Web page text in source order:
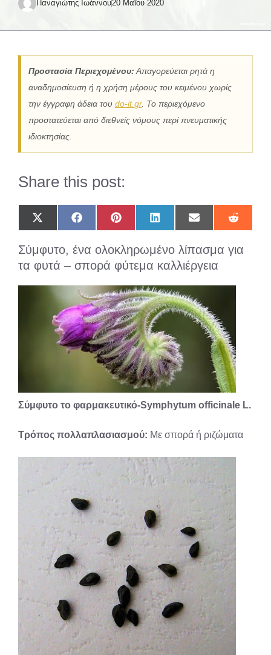
Παναγιώτης Ιωάννου20 Μαΐου 2020
Προστασία Περιεχομένου: Απαγορεύεται ρητά η
αναδημοσίευση ή η χρήση μέρους του κειμένου χωρίς
την έγγραφη άδεια του do-it.gr. Το περιεχόμενο
προστατεύεται από διεθνείς νόμους περί πνευματικής
ιδιοκτησίας.
Share this post:
Share
on
(Twitter)
Share
on
Share
on
Share
on
Share
on
Share
on
Σύμφυτο, ένα ολοκληρωμένο λίπασμα για
τα φυτά – σπορά φύτεμα καλλιέργεια
Σύμφυτο το φαρμακευτικό-Symphytum officinale L.
Τρόπος πολλαπλασιασμού: Με σπορά ή ριζώματα